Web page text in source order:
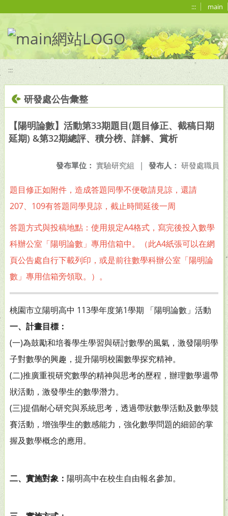
::: main
:::
研發處公告彙整
【陽明論數】活動第33期題目(題目修正、截稿日期
延期) &第32期總評、積分榜、詳解、賞析
發布人： 研發處職員
發布單位： 實驗研究組 |
題目修正如附件，造成答題同學不便敬請見諒，還請
207、109有答題同學見諒，截止時間延後一周
答題方式與投稿地點：使用規定A4格式，寫完後投入數學
科辦公室「陽明論數」專用信箱中。（此A4紙張可以在網
頁公告處自行下載列印，或是前往數學科辦公室「陽明論
數」專用信箱旁領取。）。
桃園市立陽明高中 113學年度第1學期 「陽明論數」活動
一、計畫目標：
(一)為鼓勵和培養學生學習與研討數學的風氣，激發陽明學
子對數學的興趣，提升陽明校園數學探究精神。
(二)推廣重視研究數學的精神與思考的歷程，辦理數學週帶
狀活動，激發學生的數學潛力。
(三)提倡耐心研究與系統思考，透過帶狀數學活動及數學競
賽活動，增強學生的數感能力，強化數學問題的細節的掌
握及數學概念的應用。
二、實施對象： 陽明高中在校生自由報名參加。